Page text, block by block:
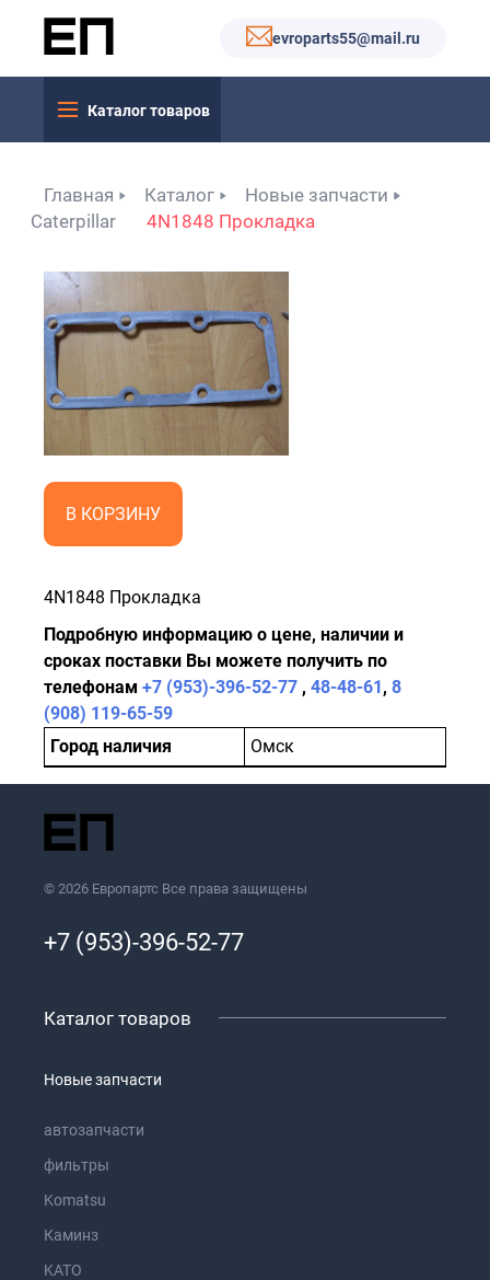
evroparts55@mail.ru
Каталог товаров
Главная Каталог
Новые запчасти
Caterpillar
4N1848 Прокладка
В КОРЗИНУ
4N1848 Прокладка
Подробную информацию о цене, наличии и
сроках поставки Вы можете получить по
телефонам +7 (953)-396-52-77 , 48-48-61, 8
(908) 119-65-59
Город наличия
Омск
© 2026 Европартс Все права защищены
+7 (953)-396-52-77
Каталог товаров
Новые запчасти
автозапчасти
фильтры
Komatsu
Каминз
KATO